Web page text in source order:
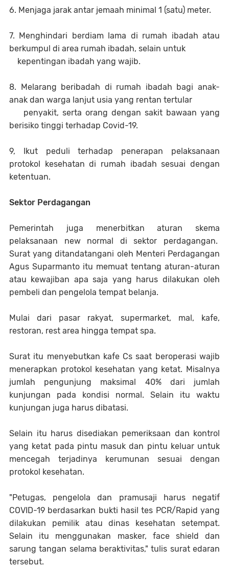
6. Menjaga jarak antar jemaah minimal 1 (satu) meter.
7. Menghindari berdiam lama di rumah ibadah atau
berkumpul di area rumah ibadah, selain untuk
kepentingan ibadah yang wajib.
8. Melarang beribadah di rumah ibadah bagi anak-
anak dan warga lanjut usia yang rentan tertular
penyakit, serta orang dengan sakit bawaan yang
berisiko tinggi terhadap Covid-19.
9, Ikut peduli terhadap penerapan pelaksanaan
protokol kesehatan di rumah ibadah sesuai dengan
ketentuan.
Sektor Perdagangan
Pemerintah juga menerbitkan aturan skema
pelaksanaan new normal di sektor perdagangan.
Surat yang ditandatangani oleh Menteri Perdagangan
Agus Suparmanto itu memuat tentang aturan-aturan
atau kewajiban apa saja yang harus dilakukan oleh
pembeli dan pengelola tempat belanja.
Mulai dari pasar rakyat, supermarket, mal, kafe,
restoran, rest area hingga tempat spa.
Surat itu menyebutkan kafe Cs saat beroperasi wajib
menerapkan protokol kesehatan yang ketat. Misalnya
jumlah pengunjung maksimal 40% dari jumlah
kunjungan pada kondisi normal. Selain itu waktu
kunjungan juga harus dibatasi.
Selain itu harus disediakan pemeriksaan dan kontrol
yang ketat pada pintu masuk dan pintu keluar untuk
mencegah terjadinya kerumunan sesuai dengan
protokol kesehatan.
"Petugas, pengelola dan pramusaji harus negatif
COVID-19 berdasarkan bukti hasil tes PCR/Rapid yang
dilakukan pemilik atau dinas kesehatan setempat.
Selain itu menggunakan masker, face shield dan
sarung tangan selama beraktivitas," tulis surat edaran
tersebut.